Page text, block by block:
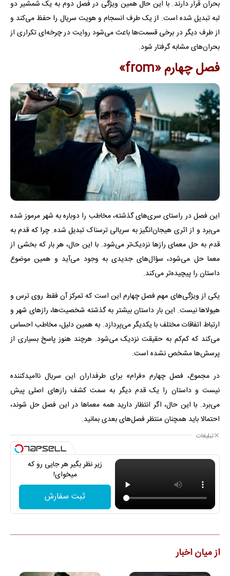
بحران قرار دارند. با این حال همین ویژگی در فصل دوم به یک شمشیر دو
لبه تبدیل شده است. از یک طرف انسجام و هویت سریال را حفظ می‌کند و
از طرف دیگر در برخی قسمت‌ها باعث می‌شود روایت در چرخه‌ای تکراری از
بحران‌های مشابه گرفتار شود.
فصل چهارم «from»
این فصل در راستای سری‌های گذشته، مخاطب را دوباره به شهر مرموز شده
می‌برد و از اثری هیجان‌انگیز به سریالی ترسناک تبدیل شده. چرا که قدم به
قدم به حل معمای رازها نزدیک‌تر می‌شود. با این حال، هر بار که بخشی از
معما حل می‌شود، سؤال‌های جدیدی به وجود می‌آید و همین موضوع
داستان را پیچیده‌تر می‌کند.
یکی از ویژگی‌های مهم فصل چهارم این است که تمرکز آن فقط روی ترس و
هیولاها نیست. این بار داستان بیشتر به گذشته شخصیت‌ها، رازهای شهر و
ارتباط اتفاقات مختلف با یکدیگر می‌پردازد. به همین دلیل، مخاطب احساس
می‌کند که کم‌کم به حقیقت نزدیک می‌شود. هرچند هنوز پاسخ بسیاری از
پرسش‌ها مشخص نشده است.
در مجموع، فصل چهارم «فرام» برای طرفداران این سریال ناامیدکننده
نیست و داستان را یک قدم دیگر به سمت کشف رازهای اصلی پیش
می‌برد. با این حال، اگر انتظار دارید همه معماها در این فصل حل شوند،
احتمالا باید همچنان منتظر فصل‌های بعدی بمانید.
تبلیغات
زیر نظر بگیر هر جایی رو که
میخوای!
ثبت سفارش
از میان اخبار